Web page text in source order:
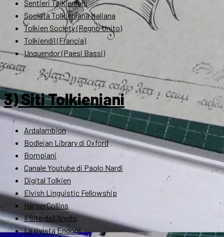
Sentieri Tolkieniani
Società Tolkieniana Italiana
Tolkien Society (Regno Unito)
Tolkiendil (Francia)
Unquendor (Paesi Bassi)
3) Siti Tolkieniani
Ardalambion
Bodleian Library di Oxford
Bompiani
Canale Youtube di Paolo Nardi
Digital Tolkien
Elvish Linguistic Fellowship
HarperCollins
Il Sito dell'Anello
La rivista Endóre